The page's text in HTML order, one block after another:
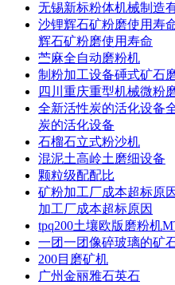
无锡新标粉体机械制造
沙锂辉石矿粉磨使用寿
辉石矿粉磨使用寿命
苎麻全自动磨粉机
制粉加工设备硾式矿石
四川重庆重型机械微粉
全新活性炭的活化设备
炭的活化设备
石榴石立式粉沙机
混泥土高岭土磨细设备
颗粒级配配比
矿粉加工厂成本超标原
加工厂成本超标原因
tpq200土壤欧版磨粉机
一团一团像碎玻璃的矿
200目磨矿机
广州金丽雅石英石